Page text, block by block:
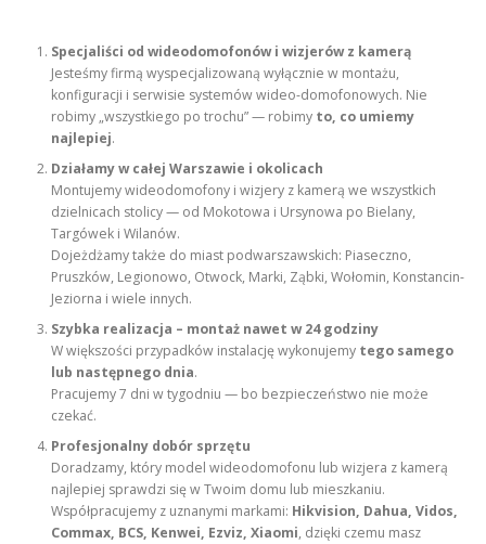
Specjaliści od wideodomofonów i wizjerów z kamerą
Jesteśmy firmą wyspecjalizowaną wyłącznie w montażu,
konfiguracji i serwisie systemów wideo-domofonowych. Nie
robimy „wszystkiego po trochu” — robimy to, co umiemy
najlepiej.
Działamy w całej Warszawie i okolicach
Montujemy wideodomofony i wizjery z kamerą we wszystkich
dzielnicach stolicy — od Mokotowa i Ursynowa po Bielany,
Targówek i Wilanów.
Dojeżdżamy także do miast podwarszawskich: Piaseczno,
Pruszków, Legionowo, Otwock, Marki, Ząbki, Wołomin, Konstancin-
Jeziorna i wiele innych.
Szybka realizacja – montaż nawet w 24 godziny
W większości przypadków instalację wykonujemy tego samego
lub następnego dnia.
Pracujemy 7 dni w tygodniu — bo bezpieczeństwo nie może
czekać.
Profesjonalny dobór sprzętu
Doradzamy, który model wideodomofonu lub wizjera z kamerą
najlepiej sprawdzi się w Twoim domu lub mieszkaniu.
Współpracujemy z uznanymi markami: Hikvision, Dahua, Vidos,
Commax, BCS, Kenwei, Ezviz, Xiaomi, dzięki czemu masz